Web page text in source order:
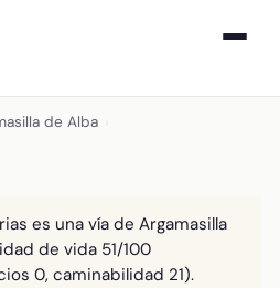
de Alba
es una vía de Argamasilla
de vida 51/100
0, caminabilidad 21).